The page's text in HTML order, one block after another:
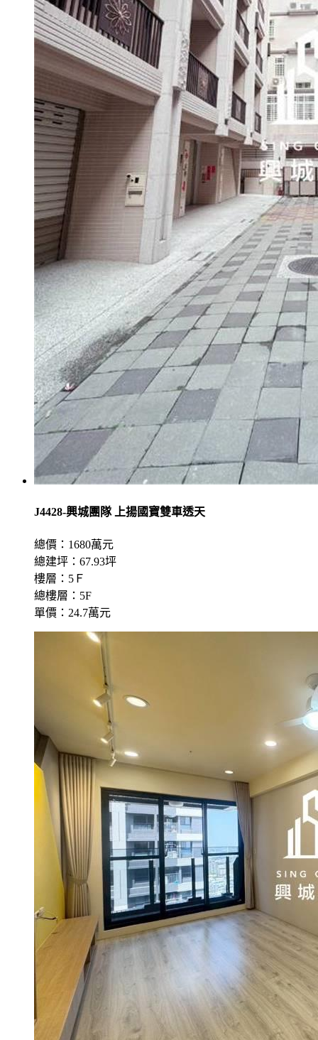
J4428-興城團隊 上揚國寶雙車透天
總價：1680萬元
總建坪：67.93坪
樓層：5Ｆ
總樓層：5F
單價：24.7萬元